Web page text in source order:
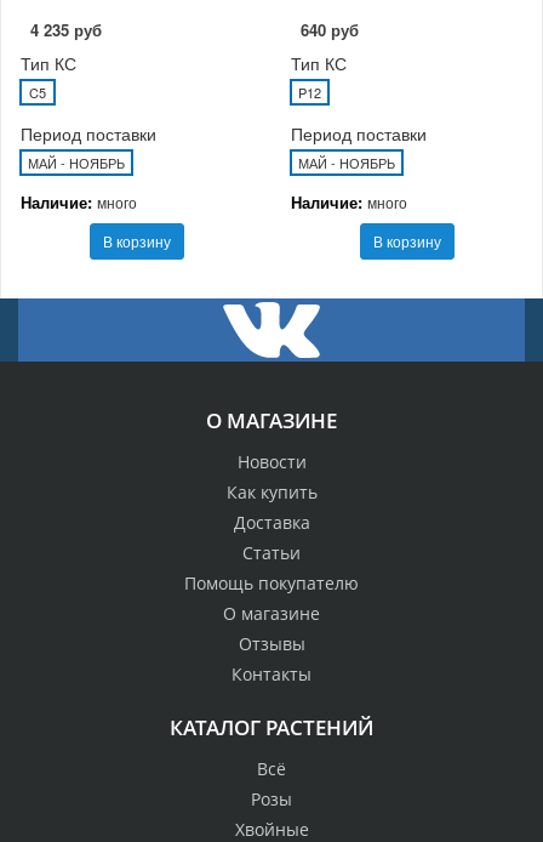
4 235 руб
Тип КС
C5
Период поставки
МАЙ - НОЯБРЬ
Наличие: много
В корзину
640 руб
Тип КС
P12
Период поставки
МАЙ - НОЯБРЬ
Наличие: много
В корзину
О МАГАЗИНЕ
Новости
Как купить
Доставка
Статьи
Помощь покупателю
О магазине
Отзывы
Контакты
КАТАЛОГ РАСТЕНИЙ
Всё
Розы
Хвойные